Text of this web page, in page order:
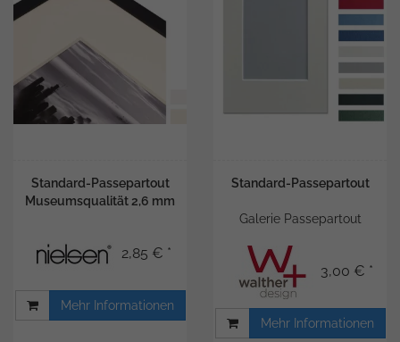
Standard-Passepartout
Museumsqualität 2,6 mm
2,85 € *
Mehr Informationen
Standard-Passepartout
Galerie Passepartout
3,00 € *
Mehr Informationen